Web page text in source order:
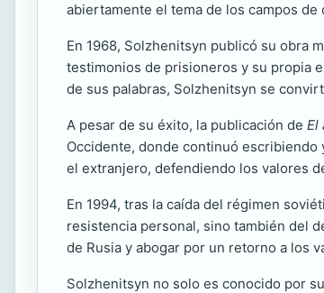
abiertamente el tema de los campos de
En 1968, Solzhenitsyn publicó su obra
testimonios de prisioneros y su propia
de sus palabras, Solzhenitsyn se
A pesar de su éxito, la publicación de El
Occidente, donde continuó
el extranjero, defendiendo los valores
En 1994, tras la caída del régimen
resistencia personal, sino también del
de Rusia y abogar por un retorno a los
Solzhenitsyn no solo es conocido por